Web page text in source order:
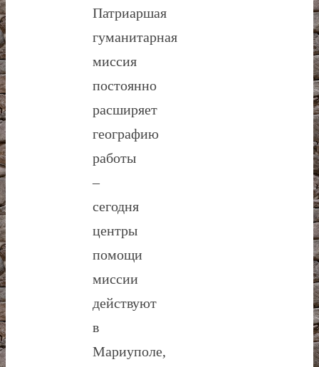
Патриаршая
гуманитарная
миссия
постоянно
расширяет
географию
работы
–
сегодня
центры
помощи
миссии
действуют
в
Мариуполе,